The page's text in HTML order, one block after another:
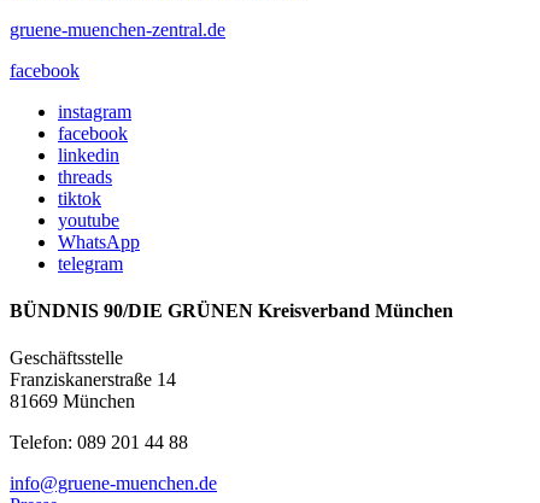
gruene-muenchen-zentral.de
facebook
instagram
facebook
linkedin
threads
tiktok
youtube
WhatsApp
telegram
BÜNDNIS 90/DIE GRÜNEN Kreisverband München
Geschäftsstelle
Franziskanerstraße 14
81669 München
Telefon: 089 201 44 88
info@gruene-muenchen.de